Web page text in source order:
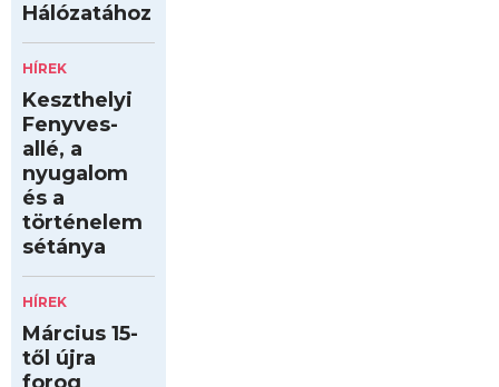
Hálózatához
HÍREK
Keszthelyi
Fenyves-
allé, a
nyugalom
és a
történelem
sétánya
HÍREK
Március 15-
től újra